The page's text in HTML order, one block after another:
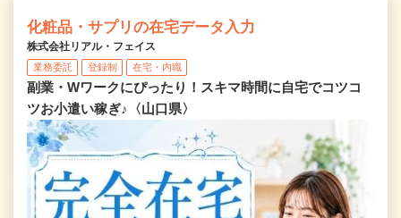
化粧品・サプリの在宅データ入力
株式会社リアル・フェイス
業務委託 登録制 在宅・内職
副業・Wワークにぴったり！スキマ時間に自宅でコツコ
ツお小遣い稼ぎ♪〈山口県〉